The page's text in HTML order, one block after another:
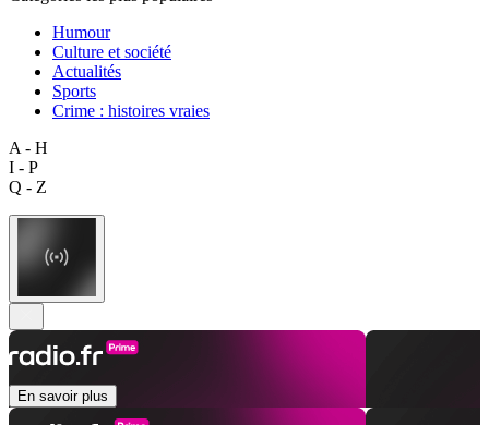
Humour
Culture et société
Actualités
Sports
Crime : histoires vraies
A - H
I - P
Q - Z
En savoir plus